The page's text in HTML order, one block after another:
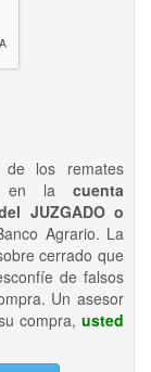
los remates
en la cuenta
JUZGADO o
Agrario. La
cerrado que
de falsos
Un asesor
compra, usted